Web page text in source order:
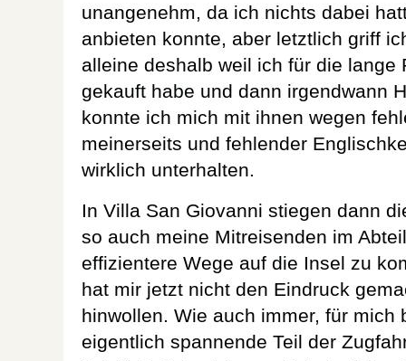
unangenehm, da ich nichts dabei
anbieten konnte, aber letztlich griff
alleine deshalb weil ich für die lange
gekauft habe und dann irgendwann
konnte ich mich mit ihnen wegen
meinerseits und fehlender
wirklich unterhalten.
In Villa San Giovanni stiegen dann
so auch meine Mitreisenden im
effizientere Wege auf die Insel zu
hat mir jetzt nicht den Eindruck
hinwollen. Wie auch immer, für mich
eigentlich spannende Teil der